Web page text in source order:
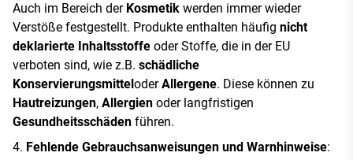
Auch im Bereich der Kosmetik werden immer wieder
Verstöße festgestellt. Produkte enthalten häufig nicht
deklarierte Inhaltsstoffe oder Stoffe, die in der EU
verboten sind, wie z.B. schädliche
KonservierungsmitteloderAllergene. Diese können zu
Hautreizungen, Allergien oder langfristigen
Gesundheitsschäden führen.
Fehlende Gebrauchsanweisungen und Warnhinweise: